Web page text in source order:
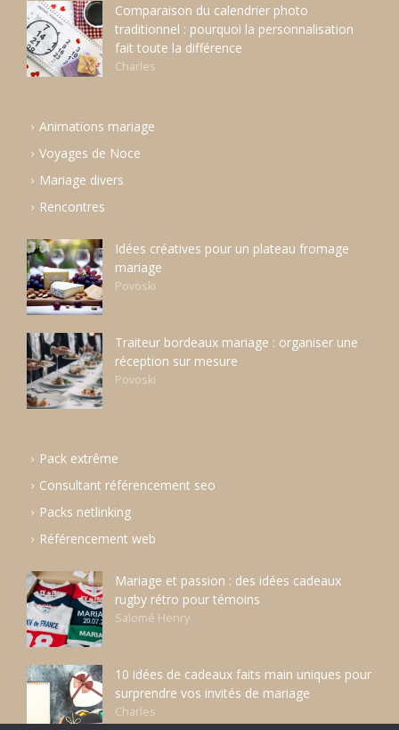
Comparaison du calendrier photo
traditionnel : pourquoi la personnalisation
fait toute la différence
Charles
Animations mariage
Voyages de Noce
Mariage divers
Rencontres
Idées créatives pour un plateau fromage
mariage
Povoski
Traiteur bordeaux mariage : organiser une
réception sur mesure
Povoski
Pack extrême
Consultant référencement seo
Packs netlinking
Référencement web
Mariage et passion : des idées cadeaux
rugby rétro pour témoins
Salomé Henry
10 idées de cadeaux faits main uniques pour
surprendre vos invités de mariage
Charles